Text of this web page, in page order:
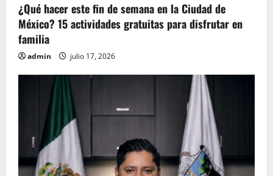
¿Qué hacer este fin de semana en la Ciudad de
México? 15 actividades gratuitas para disfrutar en
familia
admin julio 17, 2026